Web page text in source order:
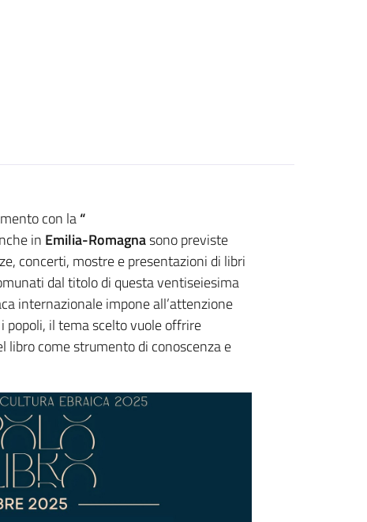
con la“
in Emilia-Romagnasono previste
concerti, mostre e presentazioni di libri
dal titolo di questa ventiseiesima
internazionale impone all’attenzione
il tema scelto vuole offrire
libro come strumento di conoscenza e